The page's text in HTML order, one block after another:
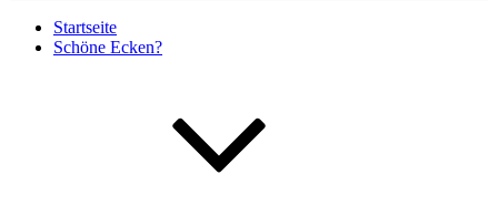
Startseite
Schöne Ecken?